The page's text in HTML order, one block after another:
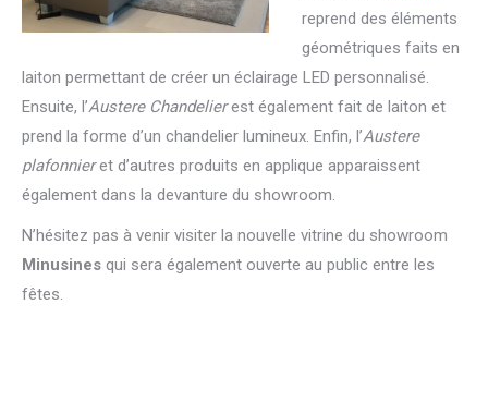
reprend des éléments
géométriques faits en
laiton permettant de créer un éclairage LED personnalisé.
Ensuite, l’Austere Chandelierest également fait de laiton et
prend la forme d’un chandelier lumineux. Enfin, l’Austere
plafonnieret d’autres produits en applique apparaissent
également dans la devanture du showroom.
N’hésitez pas à venir visiter la nouvelle vitrine du showroom
Minusines qui sera également ouverte au public entre les
fêtes.